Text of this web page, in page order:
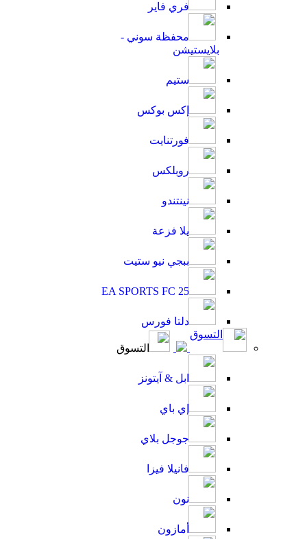
فري فاير
محفظة سوني -
بلايستيشن
ستيم
إكس بوكس
فورتنايت
روبلكس
نينتندو
يلا فزعة
ببجي نيو ستيت
EA SPORTS FC 25
دلتا فورس
التسوق
التسوق
ابل & آيتونز
إي باي
جوجل بلاي
فانيلا فيزا
نون
أمازون